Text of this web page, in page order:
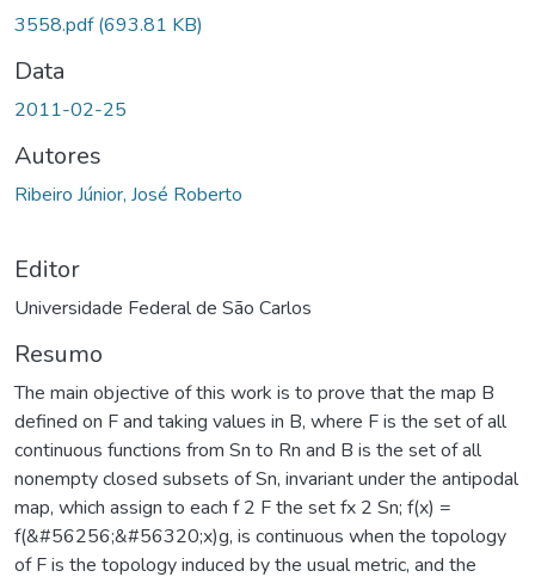
3558.pdf(693.81 KB)
Data
2011-02-25
Autores
Ribeiro Júnior, José Roberto
Editor
Universidade Federal de São Carlos
Resumo
The main objective of this work is to prove that the map B
defined on F and taking values in B, where F is the set of all
continuous functions from Sn to Rn and B is the set of all
nonempty closed subsets of Sn, invariant under the antipodal
map, which assign to each f 2 F the set fx 2 Sn; f(x) =
f(&#56256;&#56320;x)g, is continuous when the topology
of F is the topology induced by the usual metric, and the